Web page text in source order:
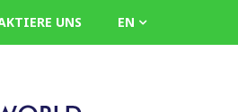
UNS EN